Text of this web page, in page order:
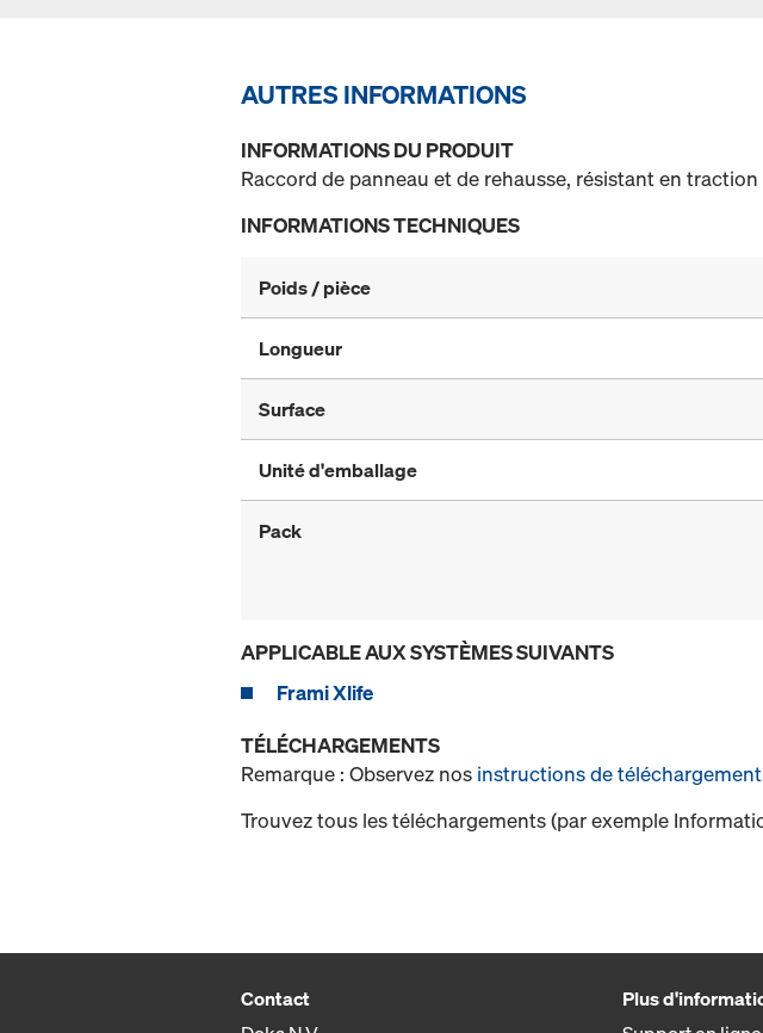
AUTRES INFORMATIONS
INFORMATIONS DU PRODUIT
Raccord de panneau et de rehausse, résistant en
INFORMATIONS TECHNIQUES
Poids / pièce
Longueur
Surface
Unité d'emballage
Pack
APPLICABLE AUX SYSTÈMES SUIVANTS
Frami Xlife
TÉLÉCHARGEMENTS
Remarque : Observez nos instructions de téléchargement
Trouvez tous les téléchargements (par exemple
Contact
Plus